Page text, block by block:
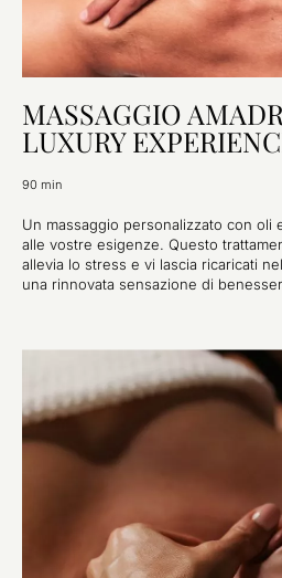
MASSAGGIO
LUXURY
90 min
Un massaggio personalizzato con oli
alle vostre esigenze. Questo
allevia lo stress e vi lascia ricaricati
una rinnovata sensazione di